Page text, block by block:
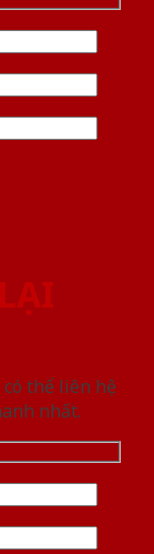
thể liên hệ
nhất.